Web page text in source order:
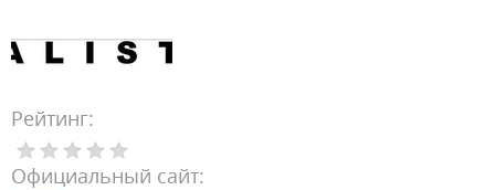
Рейтинг:
Официальный сайт: